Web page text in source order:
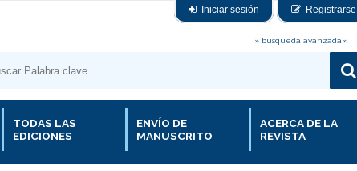
Iniciar sesión Registrarse
» búsqueda avanzada«
TODAS LAS
EDICIONES
ENVÍO DE
MANUSCRITO
ACERCA DE LA
REVISTA